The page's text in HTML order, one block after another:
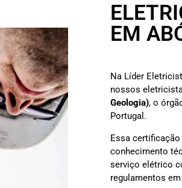
EM
Na Líder
nossos
Geologia), o
Portugal.
Essa
conhecimento
serviço elétrico
regulamentos